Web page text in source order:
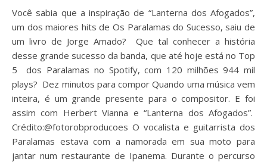
Você sabia que a inspiração de “Lanterna dos Afogados”,
um dos maiores hits de Os Paralamas do Sucesso, saiu de
um livro de Jorge Amado? Que tal conhecer a história
desse grande sucesso da banda, que até hoje está no Top
5 dos Paralamas no Spotify, com 120 milhões 944 mil
plays? Dez minutos para compor Quando uma música vem
inteira, é um grande presente para o compositor. E foi
assim com Herbert Vianna e “Lanterna dos Afogados”.
Crédito:@fotorobproducoes O vocalista e guitarrista dos
Paralamas estava com a namorada em sua moto para
jantar num restaurante de Ipanema. Durante o percurso